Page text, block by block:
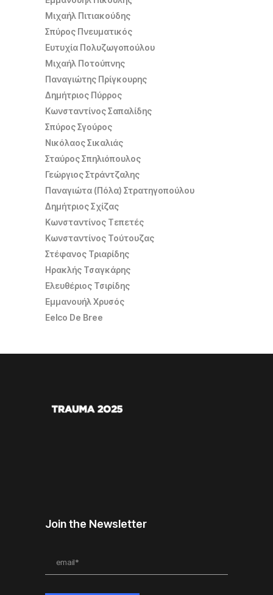
Μιχαήλ Πιτιακούδης
Σπύρος Πνευματικός
Ευτυχία Πολυζωγοπούλου
Μιχαήλ Ποτούπνης
Παναγιώτης Πρίγκουρης
Δημήτριος Πύρρος
Κωνσταντίνος Σαπαλίδης
Σπύρος Σγούρος
Νικόλαος Σικαλιάς
Σταύρος Σπηλιόπουλος
Γεώργιος Στράντζαλης
Παναγιώτα (Πόλα) Στρατηγοπούλου
Δημήτριος Σχίζας
Κωνσταντίνος Τεπετές
Κωνσταντίνος Τούτουζας
Στέφανος Τριαρίδης
Ηρακλής Τσαγκάρης
Ελευθέριος Τσιρίδης
Εμμανουήλ Χρυσός
Eelco De Bree
Join the Newsletter